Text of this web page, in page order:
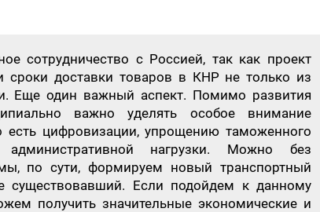
сотрудничество с Россией, так как проект
сроки доставки товаров в КНР не только из
Еще один важный аспект. Помимо развития
важно уделять особое внимание
есть цифровизации, упрощению таможенного
нагрузки. Можно без
по сути, формируем новый транспортный
существовавший. Если подойдем к данному
получить значительные экономические и